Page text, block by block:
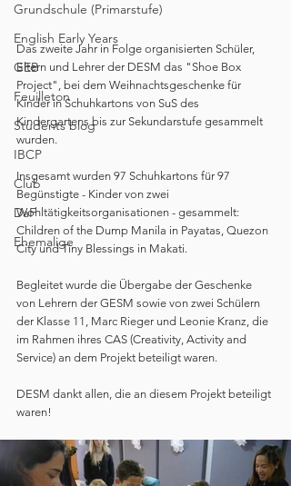
Grundschule (Primarstufe)
English Early Years
GEB
Feuilleton
Students blog
IBCP
Club
DaF
Ehemalige
Das zweite Jahr in Folge organisierten Schüler,
Eltern und Lehrer der DESM das "Shoe Box
Project", bei dem Weihnachtsgeschenke für
Kinder in Schuhkartons von SuS des
Kindergartens bis zur Sekundarstufe gesammelt
wurden.
Insgesamt wurden 97 Schuhkartons für 97
Begünstigte - Kinder von zwei
Wohltätigkeitsorganisationen - gesammelt:
Children of the Dump Manila in Payatas, Quezon
City und Tiny Blessings in Makati.
Begleitet wurde die Übergabe der Geschenke
von Lehrern der GESM sowie von zwei Schülern
der Klasse 11, Marc Rieger und Leonie Kranz, die
im Rahmen ihres CAS (Creativity, Activity and
Service) an dem Projekt beteiligt waren.
DESM dankt allen, die an diesem Projekt beteiligt
waren!